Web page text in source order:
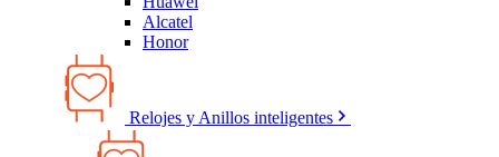
Alcatel
Honor
Relojes y Anillos inteligentes